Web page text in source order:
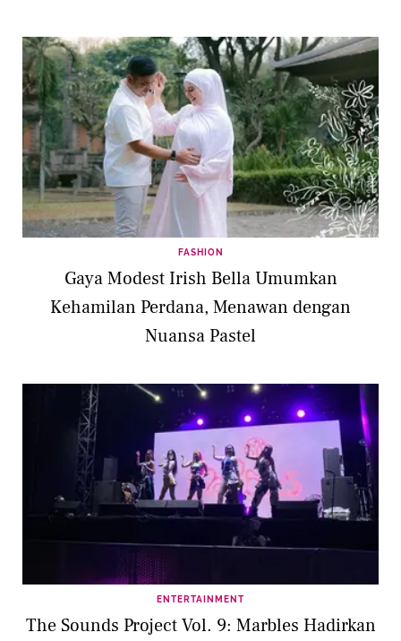
FASHION
Gaya Modest Irish Bella Umumkan
Kehamilan Perdana, Menawan dengan
Nuansa Pastel
ENTERTAINMENT
The Sounds Project Vol. 9: Marbles Hadirkan